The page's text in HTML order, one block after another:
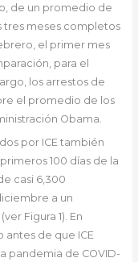
de un promedio de
tres meses completos
el primer mes
para el
los arrestos de
el promedio de los
Obama.
por ICE también
100 días de la
casi 6,300
a un
Figura 1). En
de que ICE
pandemia de COVID-